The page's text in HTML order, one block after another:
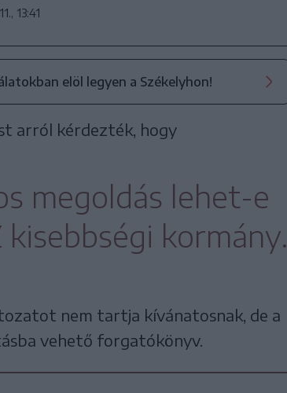
13:41
elöl legyen a Székelyhon!
arról kérdezték, hogy
megoldás lehet-e
kisebbségi kormány.
nem tartja kívánatosnak, de a
vehető forgatókönyv.